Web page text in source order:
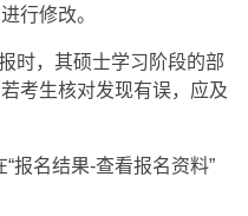
行修改。
时，其硕士学习阶段的部
考生核对发现有误，应及
报名结果-查看报名资料”